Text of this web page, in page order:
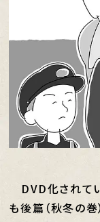
DVD化されてい
も後篇（秋冬の